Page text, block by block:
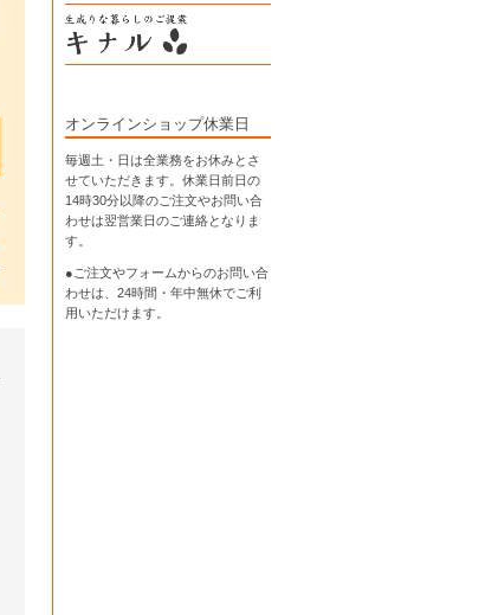
オンラインショップ休業日
毎週土・日は全業務をお休みとさ
せていただきます。休業日前日の
14時30分以降のご注文やお問い合
わせは翌営業日のご連絡となりま
す。
●ご注文やフォームからのお問い合
わせは、 24時間・年中無休でご利
用いただけます。